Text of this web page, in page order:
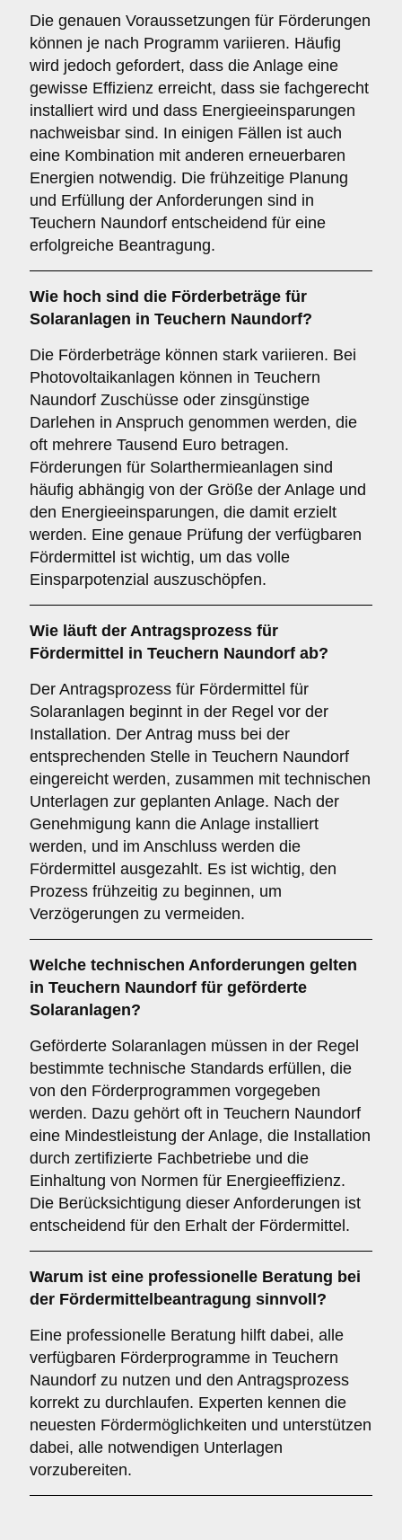
Die genauen Voraussetzungen für Förderungen
können je nach Programm variieren. Häufig
wird jedoch gefordert, dass die Anlage eine
gewisse Effizienz erreicht, dass sie fachgerecht
installiert wird und dass Energieeinsparungen
nachweisbar sind. In einigen Fällen ist auch
eine Kombination mit anderen erneuerbaren
Energien notwendig. Die frühzeitige Planung
und Erfüllung der Anforderungen sind in
Teuchern Naundorf entscheidend für eine
erfolgreiche Beantragung.
Wie hoch sind die Förderbeträge für
Solaranlagen in Teuchern Naundorf?
Die Förderbeträge können stark variieren. Bei
Photovoltaikanlagen können in Teuchern
Naundorf Zuschüsse oder zinsgünstige
Darlehen in Anspruch genommen werden, die
oft mehrere Tausend Euro betragen.
Förderungen für Solarthermieanlagen sind
häufig abhängig von der Größe der Anlage und
den Energieeinsparungen, die damit erzielt
werden. Eine genaue Prüfung der verfügbaren
Fördermittel ist wichtig, um das volle
Einsparpotenzial auszuschöpfen.
Wie läuft der Antragsprozess für
Fördermittel in Teuchern Naundorf ab?
Der Antragsprozess für Fördermittel für
Solaranlagen beginnt in der Regel vor der
Installation. Der Antrag muss bei der
entsprechenden Stelle in Teuchern Naundorf
eingereicht werden, zusammen mit technischen
Unterlagen zur geplanten Anlage. Nach der
Genehmigung kann die Anlage installiert
werden, und im Anschluss werden die
Fördermittel ausgezahlt. Es ist wichtig, den
Prozess frühzeitig zu beginnen, um
Verzögerungen zu vermeiden.
Welche technischen Anforderungen gelten
in Teuchern Naundorf für geförderte
Solaranlagen?
Geförderte Solaranlagen müssen in der Regel
bestimmte technische Standards erfüllen, die
von den Förderprogrammen vorgegeben
werden. Dazu gehört oft in Teuchern Naundorf
eine Mindestleistung der Anlage, die Installation
durch zertifizierte Fachbetriebe und die
Einhaltung von Normen für Energieeffizienz.
Die Berücksichtigung dieser Anforderungen ist
entscheidend für den Erhalt der Fördermittel.
Warum ist eine professionelle Beratung bei
der Fördermittelbeantragung sinnvoll?
Eine professionelle Beratung hilft dabei, alle
verfügbaren Förderprogramme in Teuchern
Naundorf zu nutzen und den Antragsprozess
korrekt zu durchlaufen. Experten kennen die
neuesten Fördermöglichkeiten und unterstützen
dabei, alle notwendigen Unterlagen
vorzubereiten.